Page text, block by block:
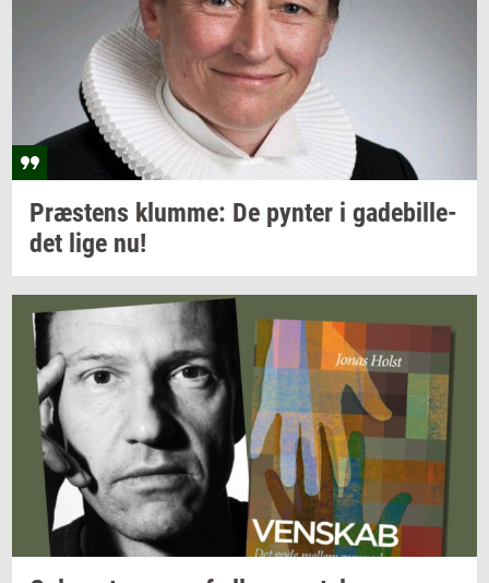
Præ­stens klum­me: De py­n­ter i ga­de­bil­le­
det lige nu!